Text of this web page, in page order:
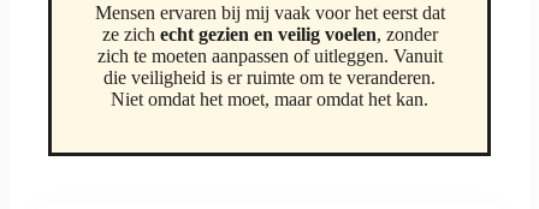
Mensen ervaren bij mij vaak voor het eerst dat
ze zich echt gezien en veilig voelen, zonder
zich te moeten aanpassen of uitleggen. Vanuit
die veiligheid is er ruimte om te veranderen.
Niet omdat het moet, maar omdat het kan.